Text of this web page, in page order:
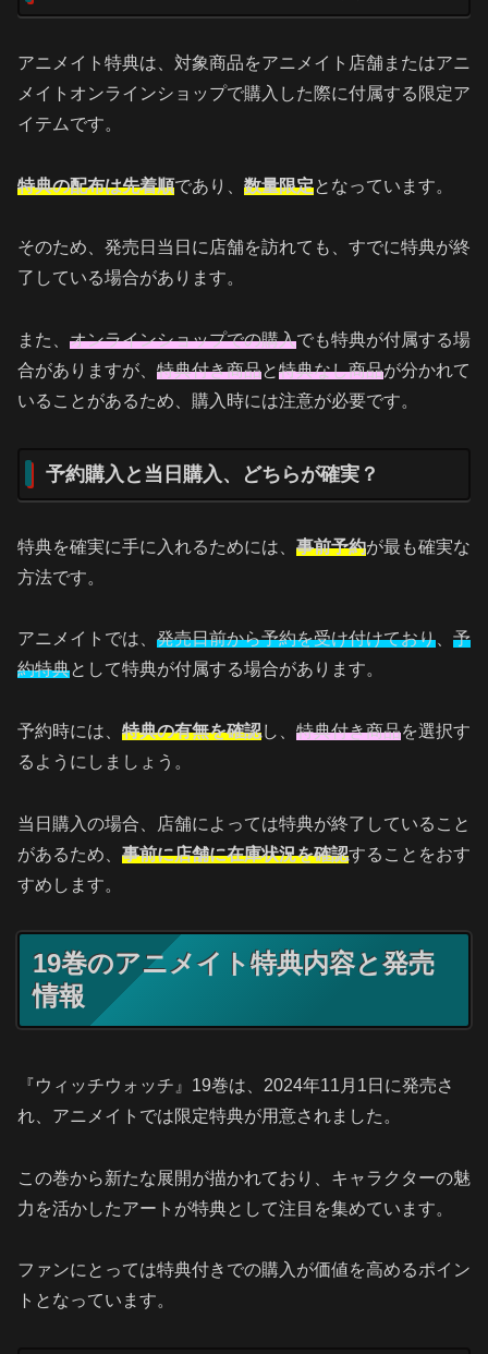
アニメイト特典は、対象商品をアニメイト店舗またはアニ
メイトオンラインショップで購入した際に付属する限定ア
イテムです。
特典の配布は先着順であり、 数量限定となっています。
そのため、発売日当日に店舗を訪れても、すでに特典が終
了している場合があります。
また、 オンラインショップでの購入でも特典が付属する場
合がありますが、 特典付き商品と特典なし商品が分かれて
いることがあるため、購入時には注意が必要です。
予約購入と当日購入、どちらが確実？
特典を確実に手に入れるためには、 事前予約が最も確実な
方法です。
アニメイトでは、 発売日前から予約を受け付けており、 予
約特典として特典が付属する場合があります。
予約時には、 特典の有無を確認し、 特典付き商品を選択す
るようにしましょう。
当日購入の場合、店舗によっては特典が終了していること
があるため、 事前に店舗に在庫状況を確認することをおす
すめします。
19巻のアニメイト特典内容と発売
情報
『ウィッチウォッチ』19巻は、2024年11月1日に発売さ
れ、アニメイトでは限定特典が用意されました。
この巻から新たな展開が描かれており、キャラクターの魅
力を活かしたアートが特典として注目を集めています。
ファンにとっては特典付きでの購入が価値を高めるポイン
トとなっています。